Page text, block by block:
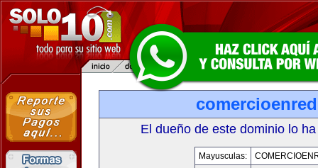
El dueño de este dominio lo
Mayusculas: